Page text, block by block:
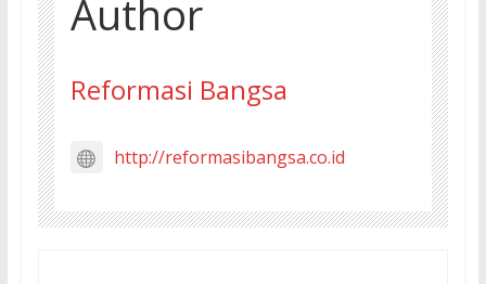
Author
Reformasi Bangsa
http://reformasibangsa.co.id